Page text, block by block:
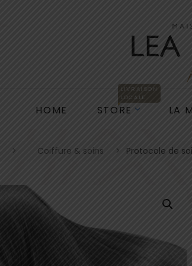
HOME STORE
LIVRAISON
LOCALE
LA
Coiffure & soins Protocole de